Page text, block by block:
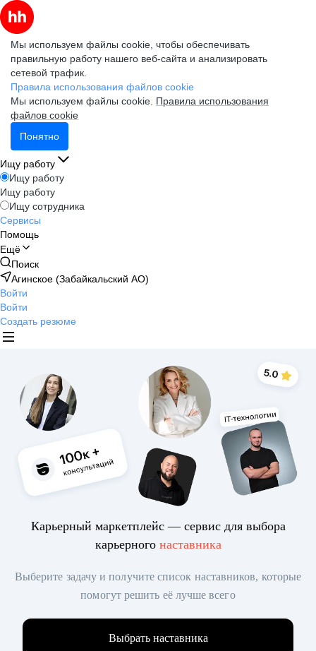
Мы используем файлы cookie, чтобы обеспечивать
правильную работу нашего веб-сайта и анализировать
сетевой трафик.
Правила использования файлов cookie
Мы используем файлы cookie. Правила использования
файлов cookie
Понятно
Ищу работу
Ищу работу
Ищу работу
Ищу сотрудника
Сервисы
Помощь
Ещё
Поиск
Агинское (Забайкальский АО)
Войти
Войти
Создать резюме
Карьерный маркетплейс — сервис для выбора
карьерного наставника
Выберите задачу и получите список наставников, которые
помогут решить её лучше всего
Выбрать наставника